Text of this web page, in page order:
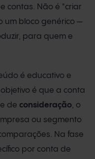
contas. Não é "criar
um bloco genérico —
para quem e
é educativo e
é que a conta
de consideração, o
ou segmento
Na fase
por conta de